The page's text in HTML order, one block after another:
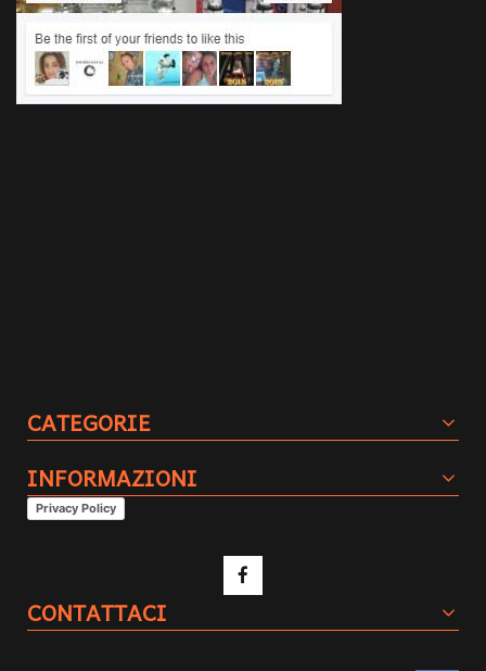
CATEGORIE
INFORMAZIONI
Privacy Policy
CONTATTACI